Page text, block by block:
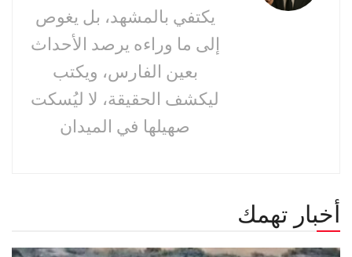
يكتفي بالمشهد، بل يغوص
إلى ما وراءه يرصد الأحداث
بعين الفارس، ويكتب
ليكشف الحقيقة، لا ليُسكت
صهيلها في الميدان
أخبار تهمك